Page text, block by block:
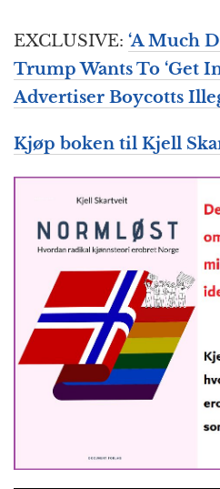
EXCLUSIVE: ‘A Much
Trump Wants To ‘Get
Advertiser Boycotts
Kjøp boken til Kjell